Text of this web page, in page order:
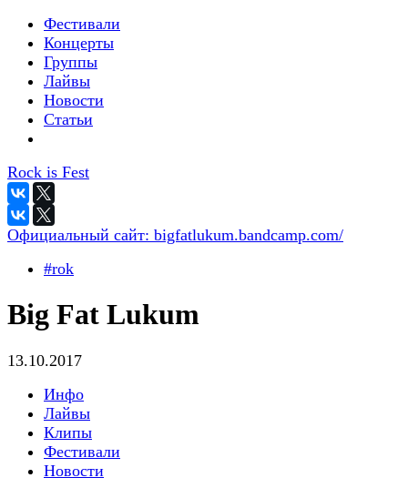
Фестивали
Концерты
Группы
Лайвы
Новости
Статьи
Rock is Fest
Официальный сайт: bigfatlukum.bandcamp.com/
#rok
Big Fat Lukum
13.10.2017
Инфо
Лайвы
Клипы
Фестивали
Новости